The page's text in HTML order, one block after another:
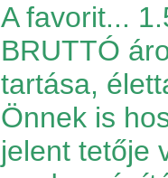
A favorit...
BRUTTÓ
tartása,
Önnek is
jelent tetője